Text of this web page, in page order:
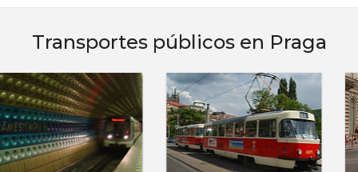
Transportes públicos en Praga